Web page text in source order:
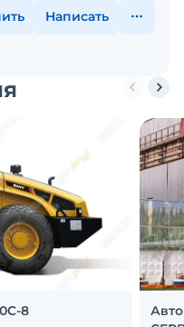
Написать
8